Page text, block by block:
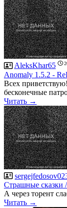
AleksKhar65
Anomaly 1.5.2 -
Всех
бесконечные
Читать →
Страшные сказки
А через торент
Читать →